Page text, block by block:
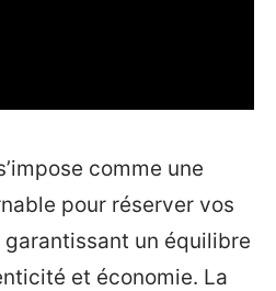
comme une
pour réserver vos
garantissant un équilibre
et économie. La